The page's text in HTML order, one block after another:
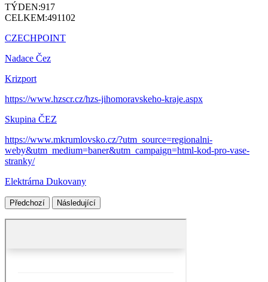
TÝDEN:917
CELKEM:491102
CZECHPOINT
Nadace Čez
Krizport
https://www.hzscr.cz/hzs-jihomoravskeho-kraje.aspx
Skupina ČEZ
https://www.mkrumlovsko.cz/?utm_source=regionalni-
weby&utm_medium=baner&utm_campaign=html-kod-pro-vase-
stranky/
Elektrárna Dukovany
Předchozí Následující